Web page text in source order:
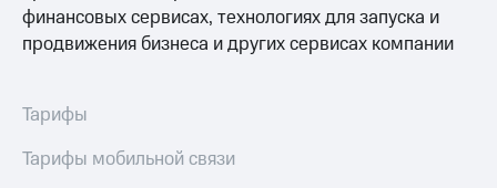
Реквизиты
Контакты
развитие
На главную
финансовых сервисах, технологиях для запуска и
продвижения бизнеса и других сервисах компании
Тарифы
Тарифы мобильной связи